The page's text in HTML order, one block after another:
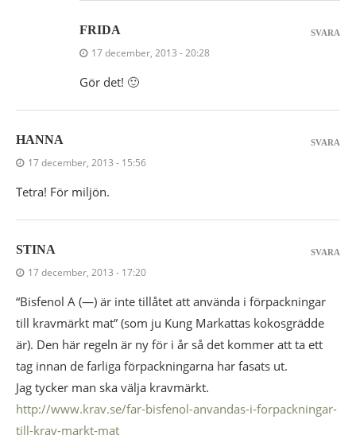
FRIDA
17 december, 2013 - 20:28
Gör det! 🙂
SVARA
HANNA
17 december, 2013 - 15:56
Tetra! För miljön.
SVARA
STINA
17 december, 2013 - 17:20
“Bisfenol A (—) är inte tillåtet att använda i förpackningar
till kravmärkt mat” (som ju Kung Markattas kokosgrädde
är). Den här regeln är ny för i år så det kommer att ta ett
tag innan de farliga förpackningarna har fasats ut.
Jag tycker man ska välja kravmärkt.
http://www.krav.se/far-bisfenol-anvandas-i-forpackningar-
till-krav-markt-mat
SVARA